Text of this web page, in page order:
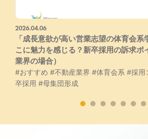
2026.04.06
「成長意欲が高い営業志望の体育会
こに魅力を感じる？新卒採用の訴求ポ
業界の場合）
#おすすめ #不動産業界 #体育会系 #採用
卒採用 #母集団形成